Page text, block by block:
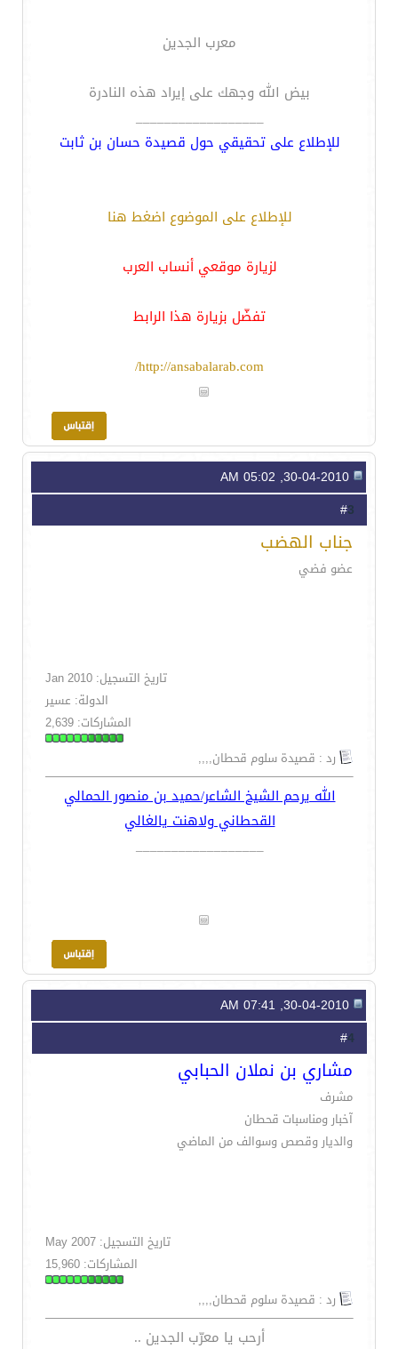
معرب الجدين
بيض الله وجهك على إيراد هذه النادرة
__________________
للإطلاع على تحقيقي حول قصيدة حسان بن ثابت
للإطلاع على الموضوع اضغط هنا
لزيارة موقعي أنساب العرب
تفضّل بزيارة هذا الرابط
http://ansabalarab.com/
3
جناب الهضب
عضو فضي
تاريخ التسجيل: Jan 2010
الدولة: عسير
المشاركات: 2,639
رد : قصيدة سلوم قحطان,,,,
الله يرحم الشيخ الشاعر/حميد بن منصور الحمالي
القحطاني ولاهنت يالغالي
__________________
4
مشاري بن نملان الحبابي
مشرف
آخبار ومناسبات قحطان
والديار وقصص وسوالف من الماضي
تاريخ التسجيل: May 2007
المشاركات: 15,960
رد : قصيدة سلوم قحطان,,,,
أرحب يا معرّب الجدين ..